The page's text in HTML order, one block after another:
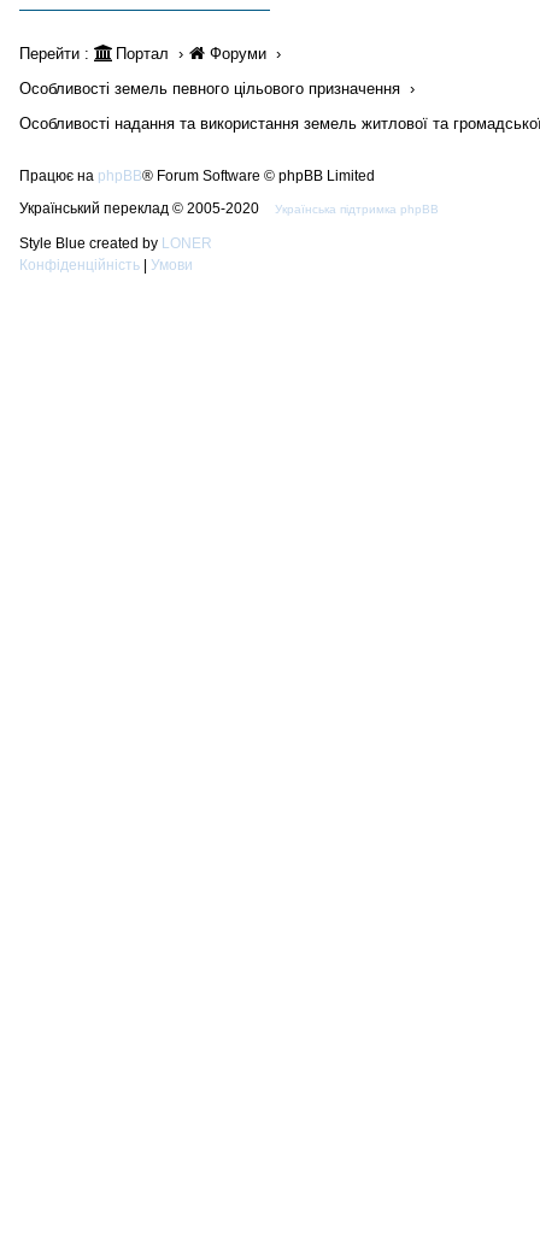
Перейти : Портал
Форуми
Особливості земель певного цільового призначення
Особливості надання та використання земель житлової та
Працює на phpBB® Forum Software © phpBB Limited
Український переклад © 2005-2020
Українська підтримка phpBB
Style Blue created by LONER
Конфіденційність| Умови